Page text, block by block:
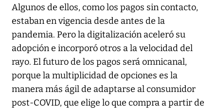
Algunos de ellos, como los pagos sin contacto,
estaban en vigencia desde antes de la
pandemia. Pero la digitalización aceleró su
adopción e incorporó otros a la velocidad del
rayo. El futuro de los pagos será omnicanal,
porque la multiplicidad de opciones es la
manera más ágil de adaptarse al consumidor
post-COVID, que elige lo que compra a partir de